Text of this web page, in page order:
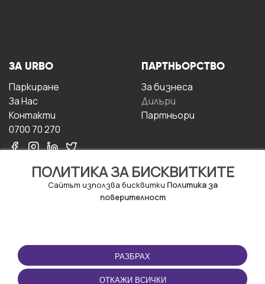
ПОЛИТИКА ЗА БИСКВИТКИТЕ
Сайтът използва бисквитки Политика за
поверителност
РАЗБРАХ
ОТКАЖИ ВСИЧКИ
ЗА URBO
Паркиране
За Hас
Контакти
0700 70 270
ПАРТНЬОРСТВО
За бизнесa
Дилъри
Партньори
ПОЛЗВАНЕ
Правила и условия за
ползване
ПРИЛОЖЕНИЕТО